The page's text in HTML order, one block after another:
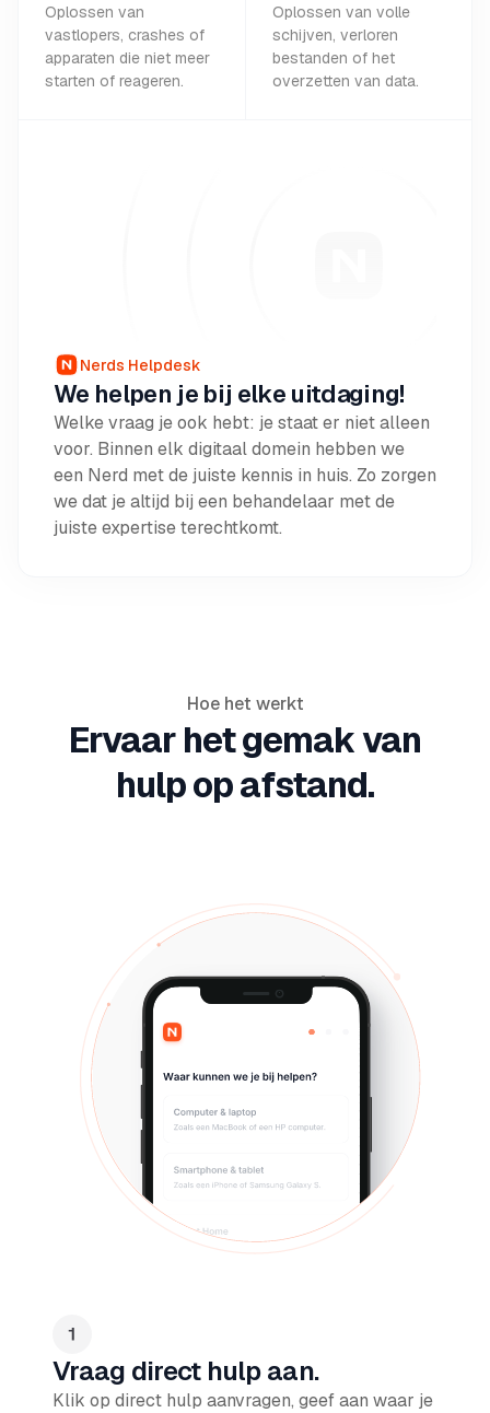
Oplossen van
vastlopers, crashes of
apparaten die niet meer
starten of reageren.
Oplossen van volle
schijven, verloren
bestanden of het
overzetten van data.
Nerds Helpdesk
We helpen je bij elke uitdaging!
Welke vraag je ook hebt: je staat er niet alleen
voor. Binnen elk digitaal domein hebben we
een Nerd met de juiste kennis in huis. Zo zorgen
we dat je altijd bij een behandelaar met de
juiste expertise terechtkomt.
Hoe het werkt
Ervaar het gemak van
hulp op afstand.
Vraag direct hulp aan.
Klik op direct hulp aanvragen, geef aan waar je